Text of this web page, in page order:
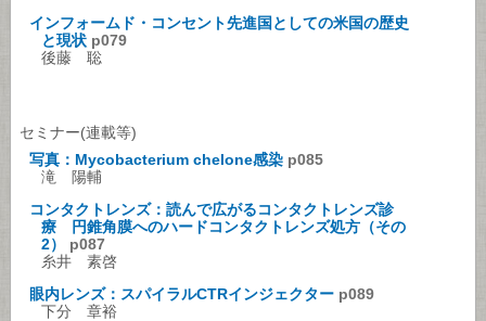
インフォームド・コンセント先進国としての米国の歴史
と現状 p079
後藤 聡
セミナー(連載等)
写真：Mycobacterium chelone感染 p085
滝 陽輔
コンタクトレンズ：読んで広がるコンタクトレンズ診
療 円錐角膜へのハードコンタクトレンズ処方（その
2）
p087
糸井 素啓
眼内レンズ：スパイラルCTRインジェクター p089
下分 章裕